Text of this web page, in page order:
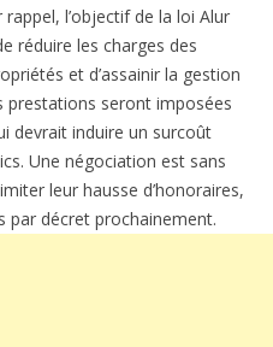
rappel, l’objectif de la loi Alur
réduire les charges des
et d’assainir la gestion
prestations seront imposées
devrait induire un surcoût
Une négociation est sans
leur hausse d’honoraires,
par décret prochainement.